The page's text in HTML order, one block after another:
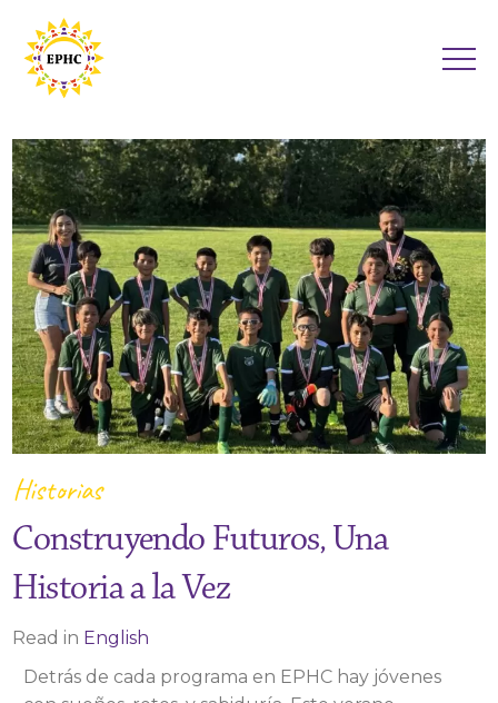
Historias
Construyendo Futuros, Una
Historia a la Vez
Read in English
Detrás de cada programa en EPHC hay jóvenes